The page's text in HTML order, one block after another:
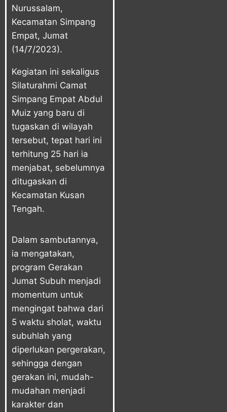
Nurussalam,
Kecamatan Simpang
Empat, Jumat
(14/7/2023).
Kegiatan ini sekaligus
Silaturahmi Camat
Simpang Empat Abdul
Muiz yang baru di
tugaskan di wilayah
tersebut, tepat hari ini
terhitung 25 hari ia
menjabat, sebelumnya
ditugaskan di
Kecamatan Kusan
Tengah.
Dalam sambutannya,
ia mengatakan,
program Gerakan
Jumat Subuh menjadi
momentum untuk
mengingat bahwa dari
5 waktu sholat, waktu
subuhlah yang
diperlukan pergerakan,
sehingga dengan
gerakan ini, mudah-
mudahan menjadi
karakter dan